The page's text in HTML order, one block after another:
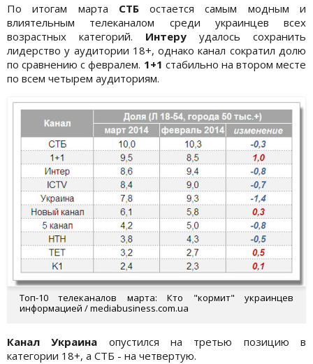
По итогам марта СТБостается самым модным и
влиятельным телеканалом среди украинцев всех
возрастных категорий. Интеру удалось сохранить
лидерство у аудитории 18+, однако канал сократил долю
по сравнению с февралем. 1+1 стабильно на втором месте
по всем четырем аудиториям.
Топ-10 телеканалов марта: Кто "кормит" украинцев
информацией / mediabusiness.com.ua
Канал Украина опустился на третью позицию в
категории 18+, а СТБ - на четвертую.